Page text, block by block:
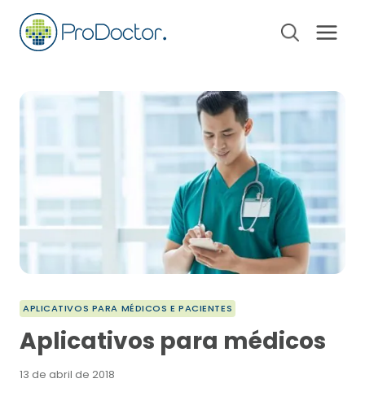
Pular
para
APLICATIVOS PARA MÉDICOS E PACIENTES
Aplicativos para médicos
13 de abril de 2018